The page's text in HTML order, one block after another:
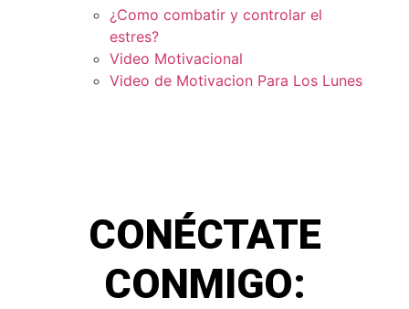
¿Como combatir y controlar el
estres?
Video Motivacional
Video de Motivacion Para Los Lunes
CONÉCTATE
CONMIGO: